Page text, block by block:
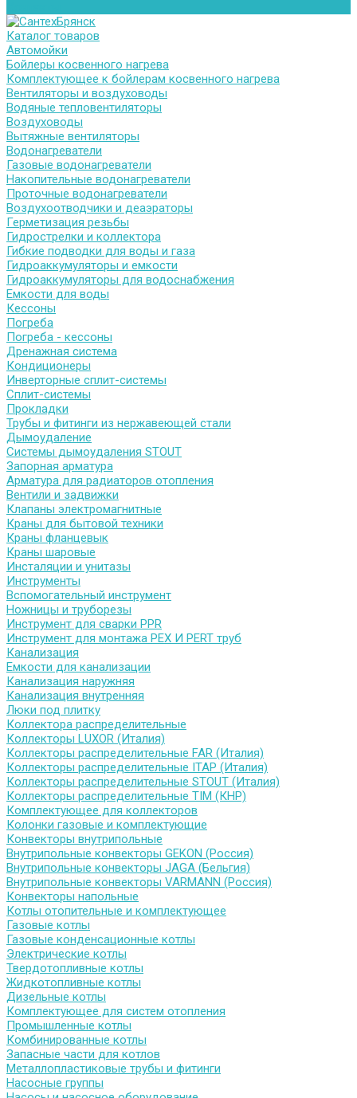
Каталог товаров
Автомойки
Бойлеры косвенного нагрева
Комплектующее к бойлерам косвенного нагрева
Вентиляторы и воздуховоды
Водяные тепловентиляторы
Воздуховоды
Вытяжные вентиляторы
Водонагреватели
Газовые водонагреватели
Накопительные водонагреватели
Проточные водонагреватели
Воздухоотводчики и деаэраторы
Герметизация резьбы
Гидрострелки и коллектора
Гибкие подводки для воды и газа
Гидроаккумуляторы и емкости
Гидроаккумуляторы для водоснабжения
Емкости для воды
Кессоны
Погреба
Погреба - кессоны
Дренажная система
Кондиционеры
Инверторные сплит-системы
Сплит-системы
Прокладки
Трубы и фитинги из нержавеющей стали
Дымоудаление
Системы дымоудаления STOUT
Запорная арматура
Арматура для радиаторов отопления
Вентили и задвижки
Клапаны электромагнитные
Краны для бытовой техники
Краны фланцевык
Краны шаровые
Инсталяции и унитазы
Инструменты
Вспомогательный инструмент
Ножницы и труборезы
Инструмент для сварки PPR
Инструмент для монтажа PEX И PERT труб
Канализация
Емкости для канализации
Канализация наружняя
Канализация внутренняя
Люки под плитку
Коллектора распределительные
Коллекторы LUXOR (Италия)
Коллекторы распределительные FAR (Италия)
Коллекторы распределительные ITAP (Италия)
Коллекторы распределительные STOUT (Италия)
Коллекторы распределительные TIM (КНР)
Комплектующее для коллекторов
Колонки газовые и комплектующие
Конвекторы внутрипольные
Внутрипольные конвекторы GEKON (Россия)
Внутрипольные конвекторы JAGA (Бельгия)
Внутрипольные конвекторы VARMANN (Россия)
Конвекторы напольные
Котлы отопительные и комплектующее
Газовые котлы
Газовые конденсационные котлы
Электрические котлы
Твердотопливные котлы
Жидкотопливные котлы
Дизельные котлы
Комплектующее для систем отопления
Промышленные котлы
Комбинированные котлы
Запасные части для котлов
Металлопластиковые трубы и фитинги
Насосные группы